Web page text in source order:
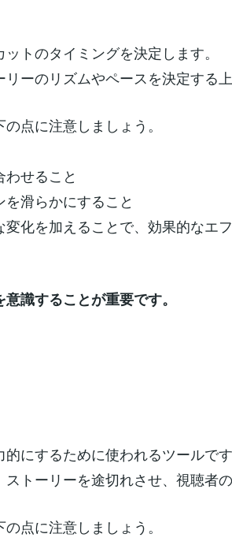
トのタイミングを決定します。
ーのリズムやペースを決定する
点に注意しましょう。
わせること
を滑らかにすること
変化を加えることで、効果的なエ
識することが重要です。
にするために使われるツールです
トーリーを途切れさせ、視聴者
点に注意しましょう。